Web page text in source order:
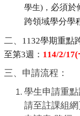
學生) ， 必須於
跨領域學分學
二、 1132學期重點
至第3週： 114/2/17(
三、申請流程：
學生申請重
請至註課組